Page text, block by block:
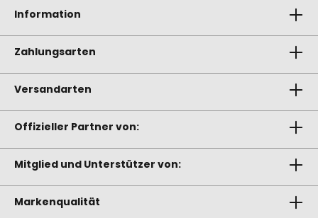
Information
Zahlungsarten
Versandarten
Offizieller Partner von:
Mitglied und Unterstützer von:
Markenqualität